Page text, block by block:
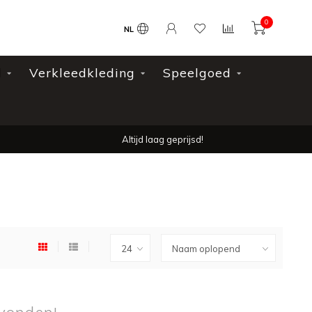
NL
0
Verkleedkleding Speelgoed
Altijd laag geprijsd!